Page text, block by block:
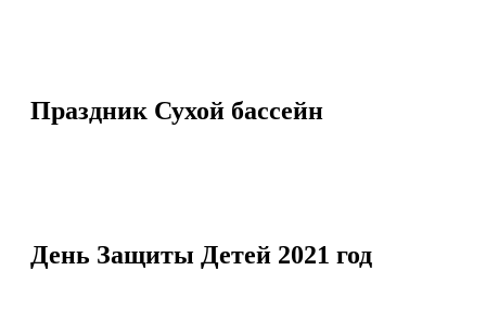
Праздник Сухой бассейн
День Защиты Детей 2021 год